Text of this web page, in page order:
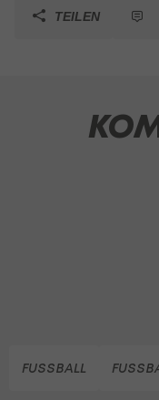
TEILEN
FUSSBALL